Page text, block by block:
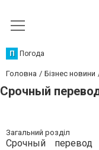
П Погода
Головна Бізнес новини
Срочный
Загальний розділ
Срочный перевод